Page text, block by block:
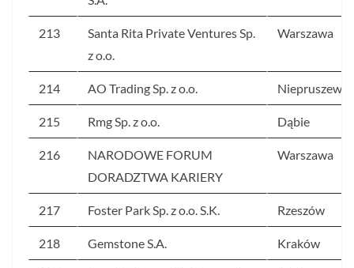
213
Santa Rita Private Ventures Sp.
z o.o.
Warszawa
214 AO Trading Sp. z o.o. Niepruszewo
215 Rmg Sp. z o.o. Dąbie
216
NARODOWE FORUM
DORADZTWA KARIERY
Warszawa
217 Foster Park Sp. z o.o. S.K. Rzeszów
218 Gemstone S.A. Kraków